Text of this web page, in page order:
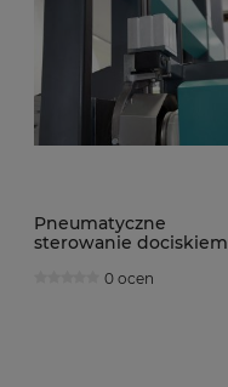
Pneumatyczne
sterowanie dociskiem
0 ocen